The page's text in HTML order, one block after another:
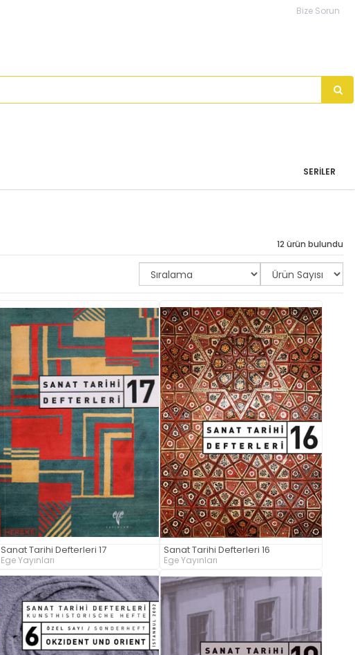
Bize Sorun
SERILER
12 ürün bulundu
Sanat Tarihi Defterleri 17
Ege Yayınları
Sanat Tarihi Defterleri 16
Ege Yayınları